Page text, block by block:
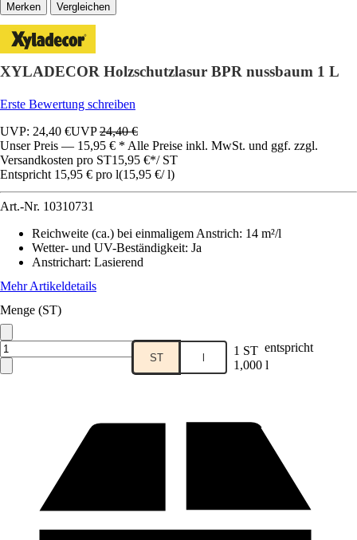
Vergleichen
XYLADECOR Holzschutzlasur BPR nussbaum 1 L
Erste Bewertung schreiben
UVP: 24,40 €UVP24,40 €
Unser Preis — 15,95 € * Alle Preise inkl. MwSt. und ggf. zzgl.
Versandkosten pro ST15,95 €*/ ST
Entspricht 15,95 € pro l(15,95 €/ l)
Art.-Nr. 10310731
Reichweite (ca.) bei einmaligem Anstrich: 14 m²/l
Wetter- und UV-Beständigkeit: Ja
Anstrichart: Lasierend
Mehr Artikeldetails
Menge (ST)
ST l 1 ST entspricht
1,000 l